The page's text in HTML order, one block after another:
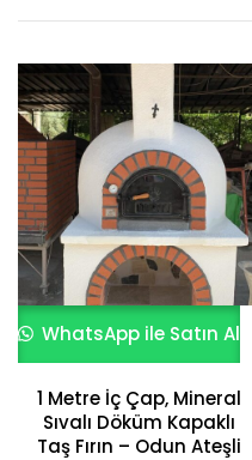
WhatsApp ile Satın Al
1 Metre İç Çap, Mineral
Sıvalı Döküm Kapaklı
Taş Fırın – Odun Ateşli